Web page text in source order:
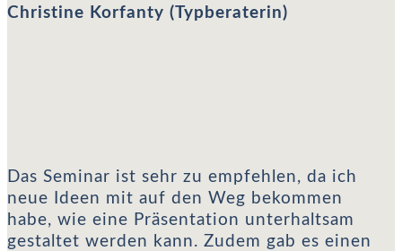
Christine Korfanty (Typberaterin)
Das Seminar ist sehr zu empfehlen, da ich
neue Ideen mit auf den Weg bekommen
habe, wie eine Präsentation unterhaltsam
gestaltet werden kann. Zudem gab es einen